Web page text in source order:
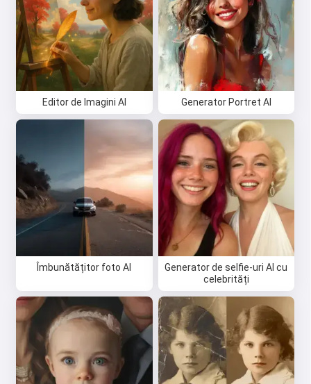
Editor de Imagini AI Generator Portret AI
Îmbunătățitor foto AI
Generator de selfie-uri AI cu
celebrități